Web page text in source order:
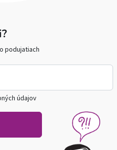
podujatiach
údajov